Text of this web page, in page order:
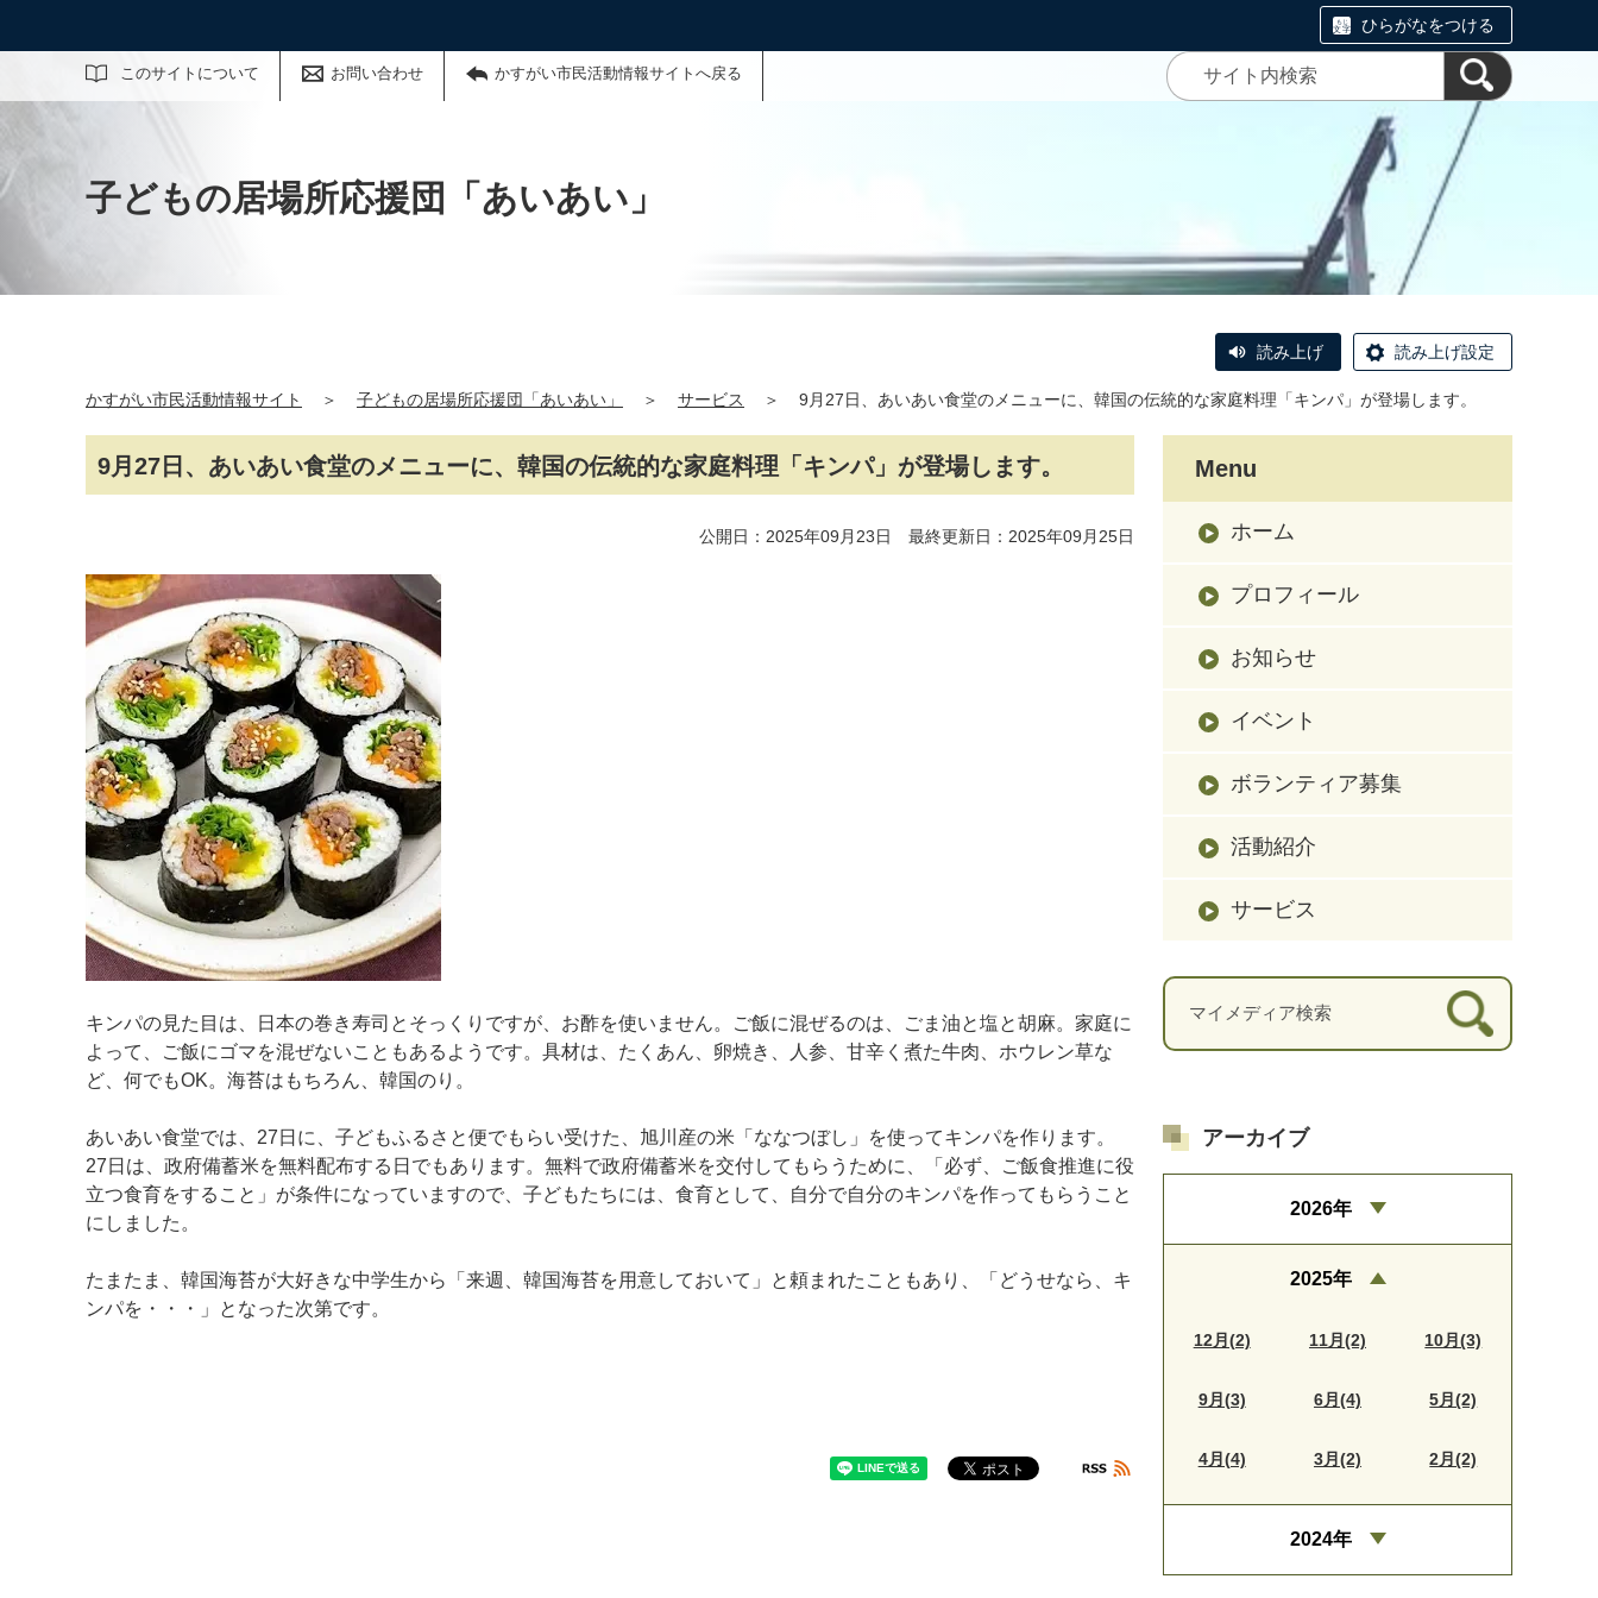
ひらがなをつける
このサイトについて お問い合わせ かすがい市民活動情報サイトへ戻る
サイト内検索
子どもの居場所応援団「あいあい」
読み上げ 読み上げ設定
かすがい市民活動情報サイト ＞ 子どもの居場所応援団「あいあい」 ＞ サービス ＞ 9月27日、あいあい食堂のメニューに、韓国の伝統的な家庭料理「キンパ」が登場します。
9月27日、あいあい食堂のメニューに、韓国の伝統的な家庭料理「キンパ」が登場します。
公開日：2025年09月23日 最終更新日：2025年09月25日
キンパの見た目は、日本の巻き寿司とそっくりですが、お酢を使いません。ご飯に混ぜるのは、ごま油と塩と胡麻。家庭に
よって、ご飯にゴマを混ぜないこともあるようです。具材は、たくあん、卵焼き、人参、甘辛く煮た牛肉、ホウレン草な
ど、何でもOK。海苔はもちろん、韓国のり。
あいあい食堂では、27日に、子どもふるさと便でもらい受けた、旭川産の米「ななつぼし」を使ってキンパを作ります。
27日は、政府備蓄米を無料配布する日でもあります。無料で政府備蓄米を交付してもらうために、「必ず、ご飯食推進に役
立つ食育をすること」が条件になっていますので、子どもたちには、食育として、自分で自分のキンパを作ってもらうこと
にしました。
たまたま、韓国海苔が大好きな中学生から「来週、韓国海苔を用意しておいて」と頼まれたこともあり、「どうせなら、キ
ンパを・・・」となった次第です。
Menu
ホーム
プロフィール
お知らせ
イベント
ボランティア募集
活動紹介
サービス
アーカイブ
2026年
2025年
12月(2) 11月(2) 10月(3)
9月(3) 6月(4) 5月(2)
4月(4) 3月(2) 2月(2)
2024年